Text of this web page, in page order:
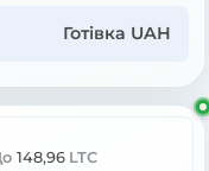
Готівка UAH
148,96 LTC